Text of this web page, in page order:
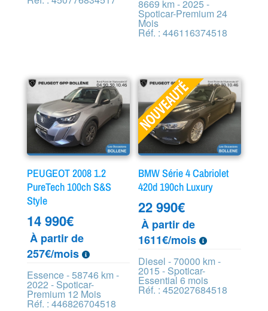
8669 km - 2025 -
Spoticar-Premium 24
Mois
Réf. : 446116374518
PEUGEOT 2008 1.2
PureTech 100ch S&S
Style
14 990€
À partir de
257€/mois
Essence - 58746 km -
2022 - Spoticar-
Premium 12 Mois
Réf. : 446826704518
BMW Série 4 Cabriolet
420d 190ch Luxury
22 990€
À partir de
1611€/mois
Diesel - 70000 km -
2015 - Spoticar-
Essential 6 mois
Réf. : 452027684518